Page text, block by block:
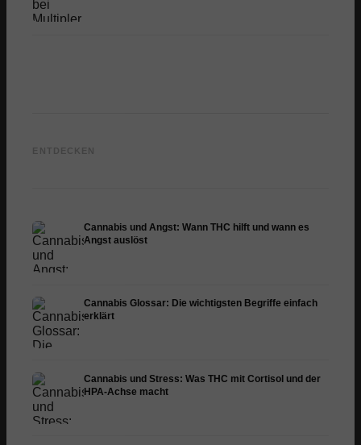
ENTDECKEN
Stand der Forschung
Cannabis und Angst: Wann THC hilft und wann es
Angst auslöst
Cannabis Glossar: Die wichtigsten Begriffe einfach
erklärt
Cannabis und Stress: Was THC mit Cortisol und der
HPA-Achse macht